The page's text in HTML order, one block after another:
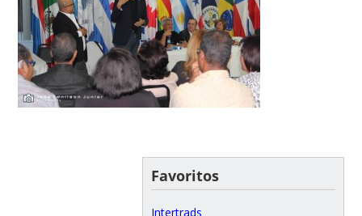
Favoritos
Intertrads